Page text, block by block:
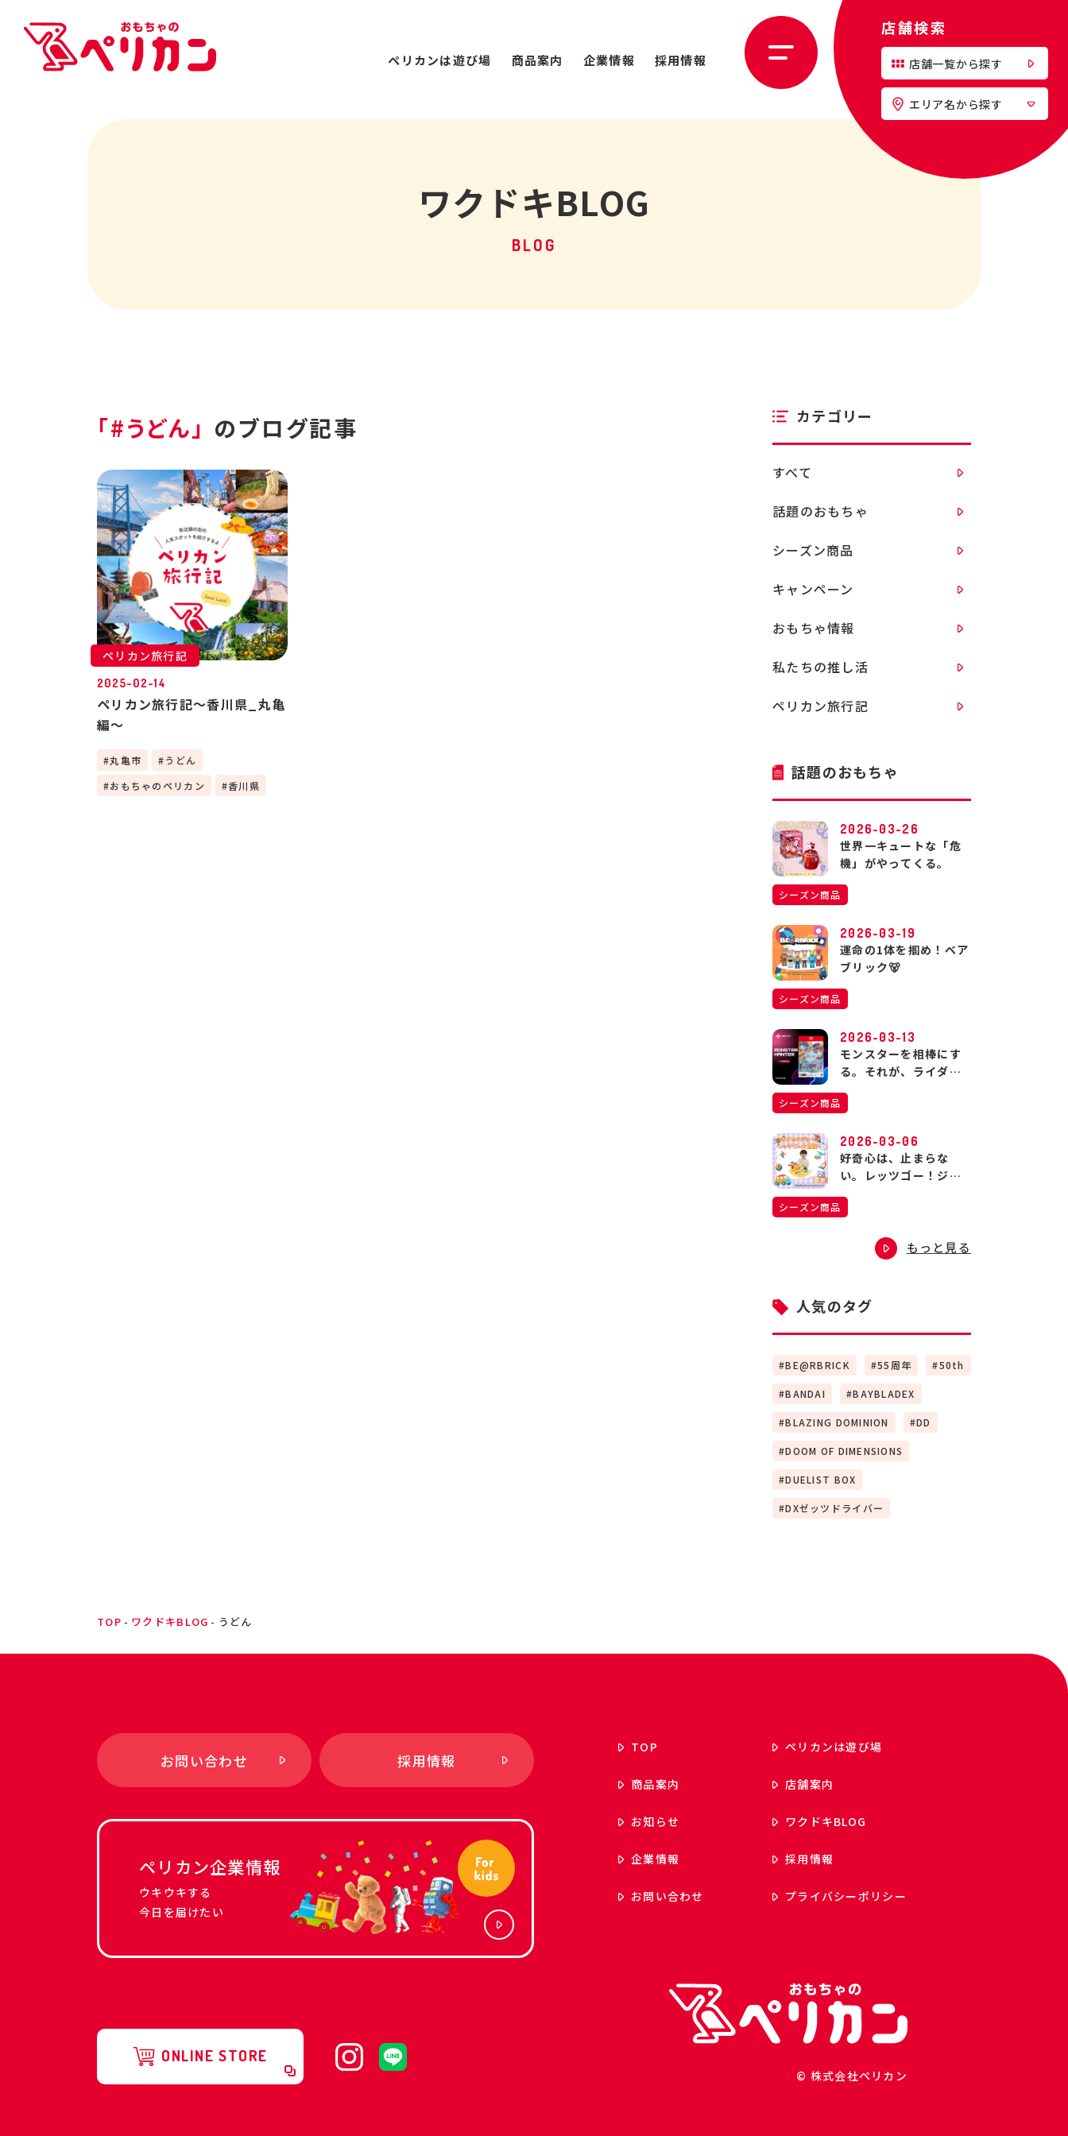
店舗検索
店舗一覧から探す
エリア名から探す
ペリカンは遊び場 商品案内 企業情報 採用情報
ワクドキBLOG
BLOG
「#うどん」 のブログ記事
ペリカン旅行記
2025-02-14
ペリカン旅行記～香川県_丸亀
編～
丸亀市
うどん
おもちゃのペリカン
香川県
カテゴリー
すべて
話題のおもちゃ
シーズン商品
キャンペーン
おもちゃ情報
私たちの推し活
ペリカン旅行記
話題のおもちゃ
2026-03-26
世界一キュートな「危
機」がやってくる。
シーズン商品
2026-03-19
運命の1体を掴め！ベア
ブリック🐻
シーズン商品
2026-03-13
モンスターを相棒にす
る。それが、ライダー
の生きる道。
シーズン商品
2026-03-06
好奇心は、止まらな
い。レッツゴー！ジョ
ージの大冒険！
シーズン商品
もっと見る
人気のタグ
BE@RBRICK 55周年 50th
BANDAI BAYBLADEX
BLAZING DOMINION DD
DOOM OF DIMENSIONS
DUELIST BOX
DXゼッツドライバー
TOP ワクドキBLOG うどん
お問い合わせ 採用情報
ペリカン企業情報
ウキウキする
今日を届けたい
ONLINE STORE
TOP ペリカンは遊び場
商品案内 店舗案内
お知らせ ワクドキBLOG
企業情報 採用情報
お問い合わせ プライバシーポリシー
© 株式会社ペリカン